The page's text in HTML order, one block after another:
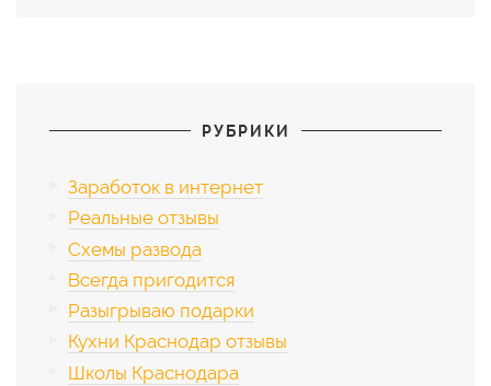
РУБРИКИ
Заработок в интернет
Реальные отзывы
Схемы развода
Всегда пригодится
Разыгрываю подарки
Кухни Краснодар отзывы
Школы Краснодара